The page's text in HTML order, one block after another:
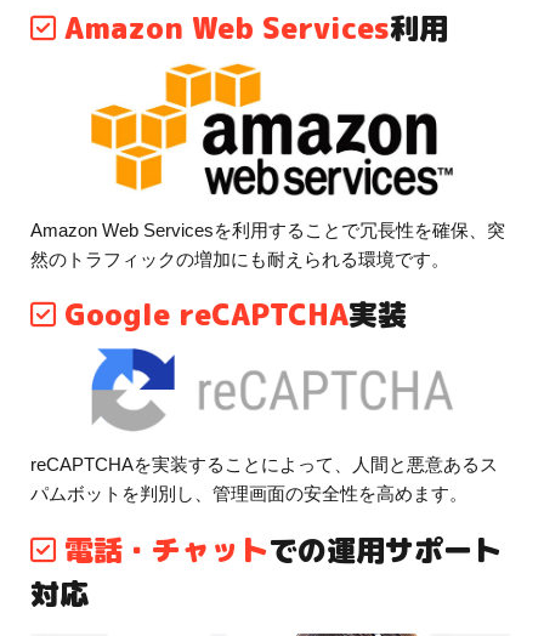
Amazon Web Services利用
Amazon Web Servicesを利用することで冗長性を確保、突
然のトラフィックの増加にも耐えられる環境です。
Google reCAPTCHA実装
reCAPTCHAを実装することによって、人間と悪意あるス
パムボットを判別し、管理画面の安全性を高めます。
電話・チャットでの運用サポート
対応